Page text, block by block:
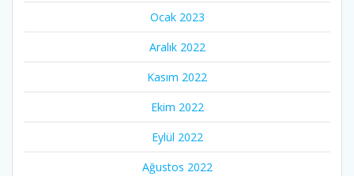
Ocak 2023
Aralık 2022
Kasım 2022
Ekim 2022
Eylül 2022
Ağustos 2022